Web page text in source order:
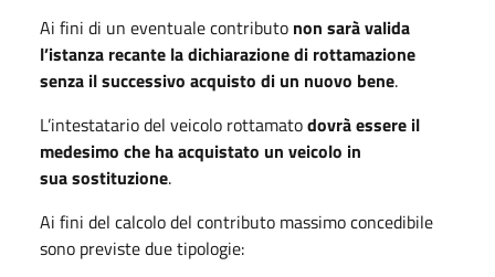
Ai fini di un eventuale contributo non sarà valida
l’istanza recante la dichiarazione di rottamazione
senza il successivo acquisto di un nuovo bene.
L’intestatario del veicolo rottamatodovrà essere il
medesimo che ha acquistato un veicolo in
sua sostituzione.
Ai fini del calcolo del contributo massimo concedibile
sono previste due tipologie: